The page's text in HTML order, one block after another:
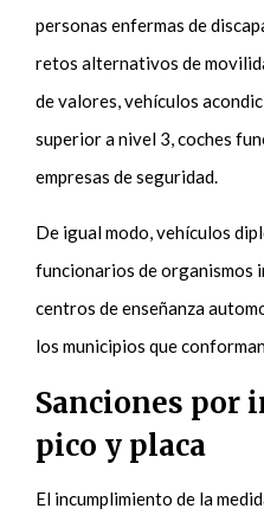
personas enfermas de
retos alternativos de
de valores, vehículos
superior a nivel 3, coches
empresas de seguridad.
De igual modo, vehículos
funcionarios de organismos
centros de enseñanza
los municipios que
Sanciones por
pico y placa
El incumplimiento de la